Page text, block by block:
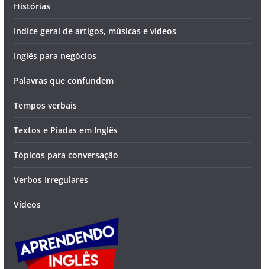
Histórias
Indice geral de artigos, músicas e vídeos
Inglês para negócios
Palavras que confundem
Tempos verbais
Textos e Piadas em Inglês
Tópicos para conversação
Verbos Irregulares
Vídeos